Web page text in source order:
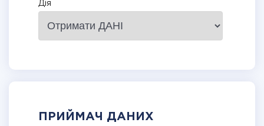
Дія
ПРИЙМАЧ ДАНИХ